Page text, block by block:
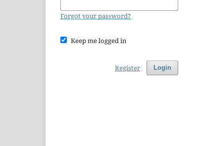
Forgot your password?
Keep me logged in
Login
Register